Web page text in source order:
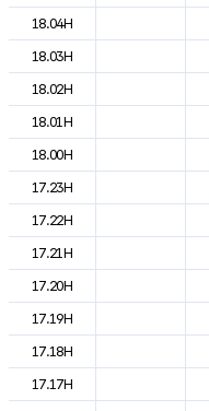
18.04H
18.03H
18.02H
18.01H
18.00H
17.23H
17.22H
17.21H
17.20H
17.19H
17.18H
17.17H